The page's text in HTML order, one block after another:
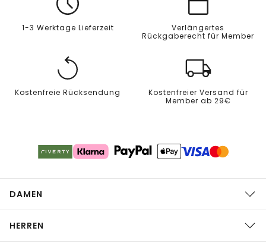
1-3 Werktage Lieferzeit
Verlängertes
Rückgaberecht für Member
Kostenfreie Rücksendung
Kostenfreier Versand für
Member ab 29€
DAMEN
HERREN